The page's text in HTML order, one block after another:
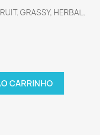
GRASSY, HERBAL,
CARRINHO